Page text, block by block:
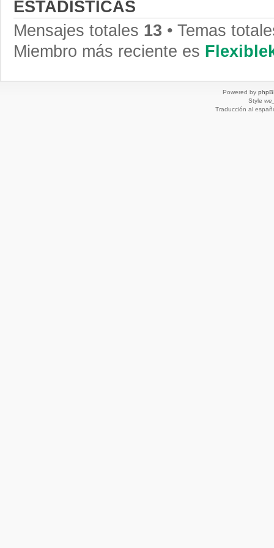
ESTADÍSTICAS
Mensajes totales 13 • Temas
Miembro más reciente es
Powered by
Style
Traducción al